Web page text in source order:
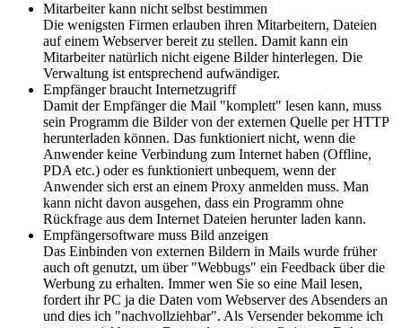
Mitarbeiter kann nicht selbst bestimmen
Die wenigsten Firmen erlauben ihren Mitarbeitern, Dateien
auf einem Webserver bereit zu stellen. Damit kann ein
Mitarbeiter natürlich nicht eigene Bilder hinterlegen. Die
Verwaltung ist entsprechend aufwändiger.
Empfänger braucht Internetzugriff
Damit der Empfänger die Mail "komplett" lesen kann, muss
sein Programm die Bilder von der externen Quelle per HTTP
herunterladen können. Das funktioniert nicht, wenn die
Anwender keine Verbindung zum Internet haben (Offline,
PDA etc.) oder es funktioniert unbequem, wenn der
Anwender sich erst an einem Proxy anmelden muss. Man
kann nicht davon ausgehen, dass ein Programm ohne
Rückfrage aus dem Internet Dateien herunter laden kann.
Empfängersoftware muss Bild anzeigen
Das Einbinden von externen Bildern in Mails wurde früher
auch oft genutzt, um über "Webbugs" ein Feedback über die
Werbung zu erhalten. Immer wen Sie so eine Mail lesen,
fordert ihr PC ja die Daten vom Webserver des Absenders an
und dies ich "nachvollziehbar". Als Versender bekomme ich